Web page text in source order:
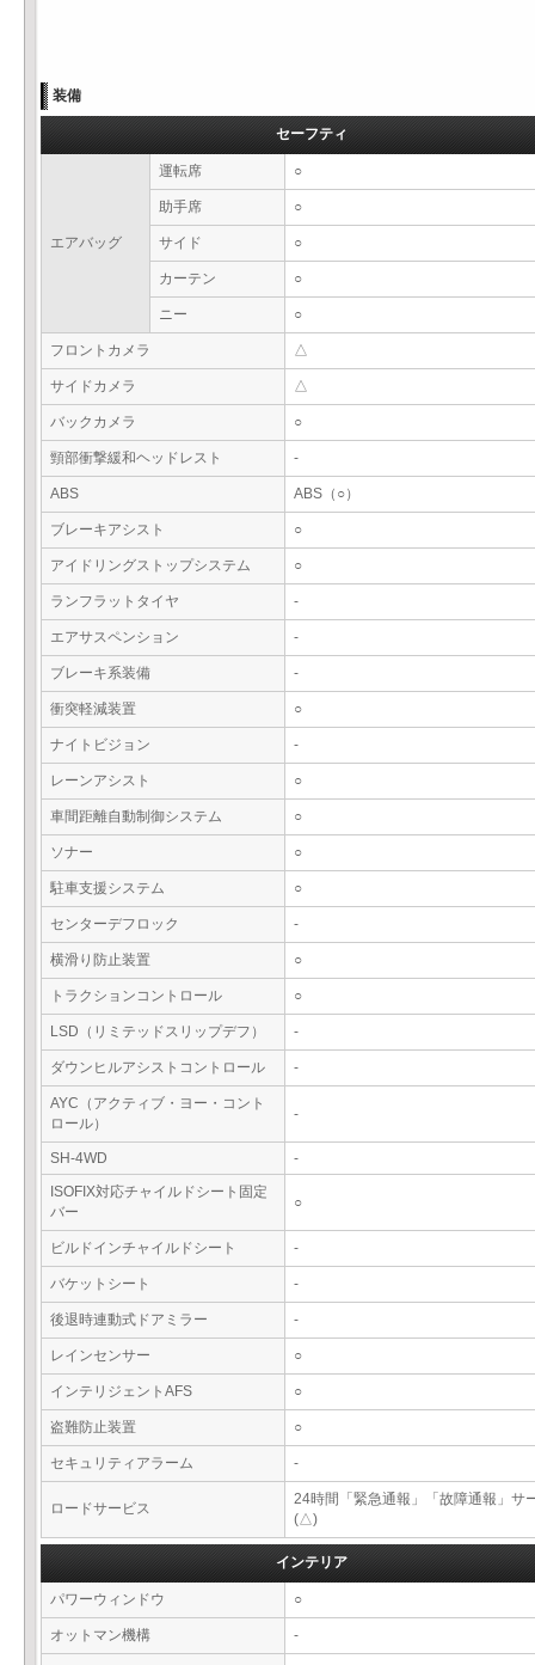
装備
セーフティ
エアバッグ
運転席 ○
助手席 ○
サイド ○
カーテン ○
ニー ○
フロントカメラ △
サイドカメラ △
バックカメラ ○
頸部衝撃緩和ヘッドレスト -
ABS ABS（○）
ブレーキアシスト ○
アイドリングストップシステム ○
ランフラットタイヤ -
エアサスペンション -
ブレーキ系装備 -
衝突軽減装置 ○
ナイトビジョン -
レーンアシスト ○
車間距離自動制御システム ○
ソナー ○
駐車支援システム ○
センターデフロック -
横滑り防止装置 ○
トラクションコントロール ○
LSD（リミテッドスリップデフ） -
ダウンヒルアシストコントロール -
AYC（アクティブ・ヨー・コント
ロール）
-
SH-4WD
-
ISOFIX対応チャイルドシート固定
バー
○
ビルドインチャイルドシート -
バケットシート -
後退時連動式ドアミラー -
レインセンサー ○
インテリジェントAFS ○
盗難防止装置 ○
セキュリティアラーム -
ロードサービス
24時間「緊急通報」「故障通報」サ
(△)
インテリア
パワーウィンドウ ○
オットマン機構 -